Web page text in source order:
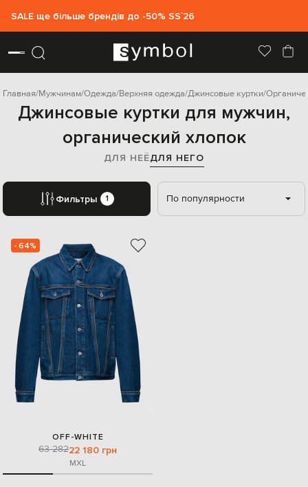
SALE ще більше брендів до -50% SS`26
Главная Мужчинам Одежда Верхняя одежда Джинсовые куртки
Джинсовые куртки для мужчин,
органический хлопок
ДЛЯ НЕЁДЛЯ НЕГО
Фильтры 1 По популярности
- 64%
OFF-WHITE
63 28222 180 грн
MXL